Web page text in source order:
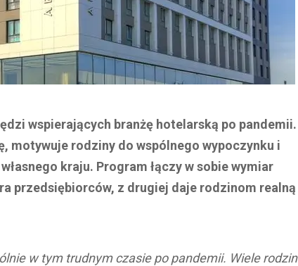
wspierających branżę hotelarską po pandemii.
motywuje rodziny do wspólnego wypoczynku i
kraju. Program łączy w sobie wymiar
przedsiębiorców, z drugiej daje rodzinom realną
w tym trudnym czasie po pandemii. Wiele rodzin